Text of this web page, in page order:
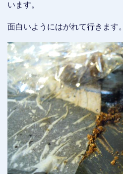
います。
面白いようにはがれて行きます。